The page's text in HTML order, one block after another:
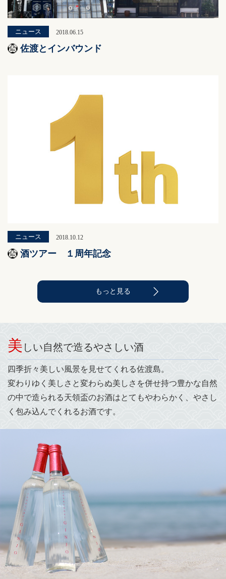
ニュース 2018.06.15
佐渡とインバウンド
ニュース 2018.10.12
酒ツアー １周年記念
もっと見る
美 しい自然で造るやさしい酒
四季折々美しい風景を見せてくれる佐渡島。
変わりゆく美しさと変わらぬ美しさを併せ持つ豊かな自然
の中で造られる天領盃のお酒はとてもやわらかく、やさし
く包み込んでくれるお酒です。